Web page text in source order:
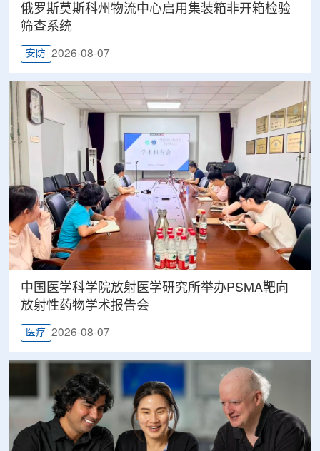
俄罗斯莫斯科州物流中心启用集装箱非开箱检验
筛查系统
安防 2026-08-07
中国医学科学院放射医学研究所举办PSMA靶向
放射性药物学术报告会
医疗 2026-08-07